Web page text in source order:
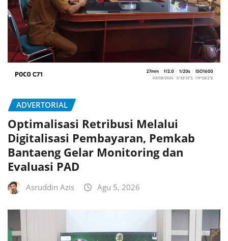
ADVERTORIAL
Optimalisasi Retribusi Melalui
Digitalisasi Pembayaran, Pemkab
Bantaeng Gelar Monitoring dan
Evaluasi PAD
Asruddin Azis Agu 5, 2026